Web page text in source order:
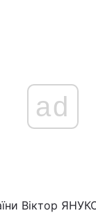
ad
Віктор